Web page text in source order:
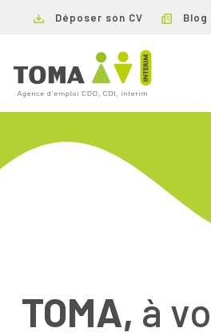
Déposer son CV Blog
TOMA, à